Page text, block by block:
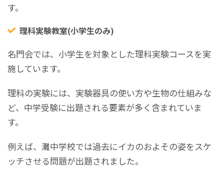
す。
理科実験教室(小学生のみ)
名門会では、小学生を対象とした理科実験コースを実
施しています。
理科の実験には、実験器具の使い方や生物の仕組みな
ど、中学受験に出題される要素が多く含まれていま
す。
例えば、灘中学校では過去にイカのおよその姿をスケ
ッチさせる問題が出題されました。